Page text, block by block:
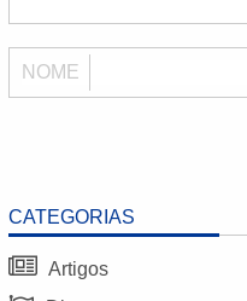
CATEGORIAS
Artigos
NOME